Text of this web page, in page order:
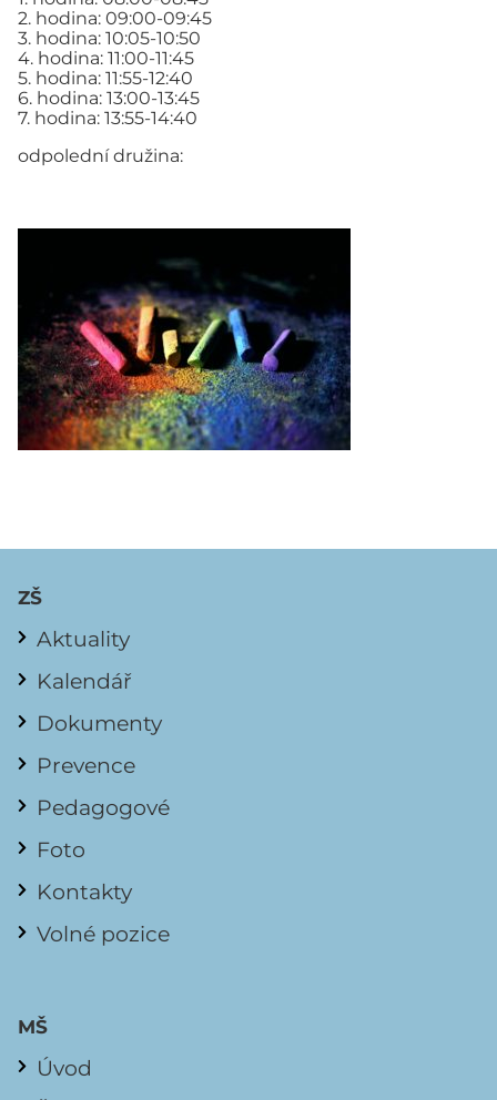
2. hodina: 09:00-09:45
3. hodina: 10:05-10:50
4. hodina: 11:00-11:45
5. hodina: 11:55-12:40
6. hodina: 13:00-13:45
7. hodina: 13:55-14:40
odpolední družina:
ZŠ
Aktuality
Kalendář
Dokumenty
Prevence
Pedagogové
Foto
Kontakty
Volné pozice
MŠ
Úvod